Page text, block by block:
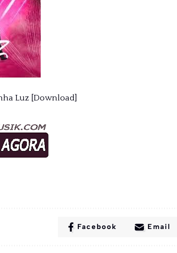
Luz [Download]
Facebook Email